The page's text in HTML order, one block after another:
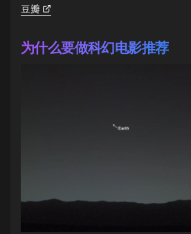
豆瓣
为什么要做科幻电影推荐